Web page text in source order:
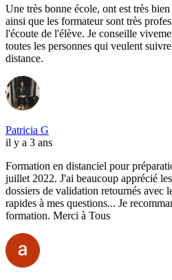
Une très bonne école, ont est très
ainsi que les formateur sont très
l'écoute de l'élève. Je conseille
toutes les personnes qui veulent
distance.
Patricia G
il y a 3 ans
Formation en distanciel pour
juillet 2022. J'ai beaucoup apprécié
dossiers de validation retournés avec
rapides à mes questions... Je
formation. Merci à Tous